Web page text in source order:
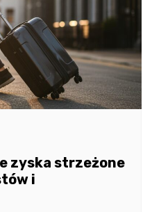
zyska strzeżone
i